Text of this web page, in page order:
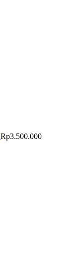
Rp3.500.000